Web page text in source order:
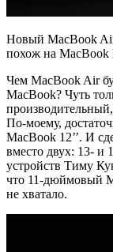
Новый MacBook
похож на MacBook
Чем MacBook Air
MacBook? Чуть
По-моему,
MacBook 12’’. И
вместо двух: 13-
устройств Тиму
что 11-дюймовый
не хватало.